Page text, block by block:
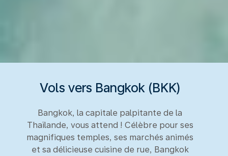
Vols vers Bangkok (BKK)
Bangkok, la capitale palpitante de la
Thaïlande, vous attend ! Célèbre pour ses
magnifiques temples, ses marchés animés
et sa délicieuse cuisine de rue, Bangkok